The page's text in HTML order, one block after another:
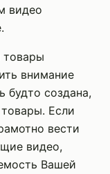
видео
товары
внимание
будто создана,
Если
вести
видео,
Вашей